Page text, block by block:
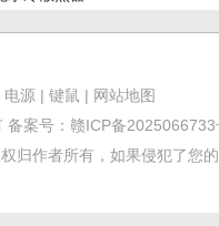
电源 | 键鼠 | 网站地图
备案号： 赣ICP备2025066733
归作者所有，如果侵犯了您